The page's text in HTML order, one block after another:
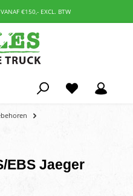
€150,- EXCL. BTW
EBS Jaeger